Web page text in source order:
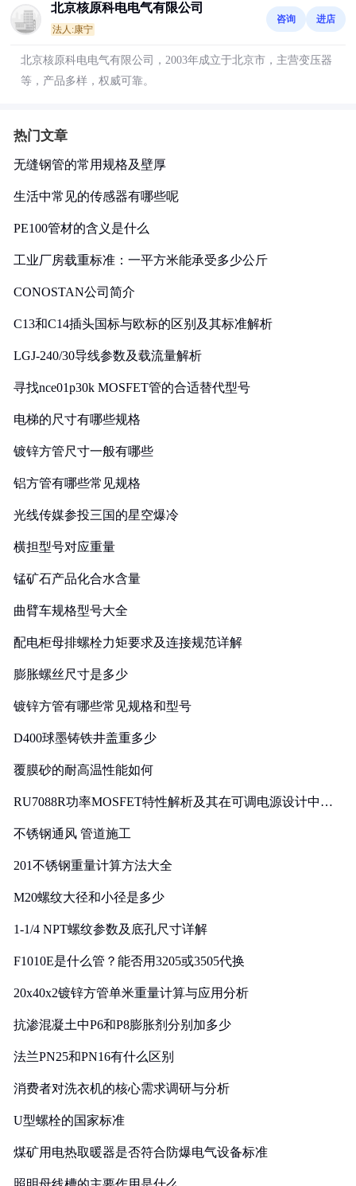
北京核原科电电气有限公司
法人:康宁
咨询 进店
北京核原科电电气有限公司，2003年成立于北京市，主营变压器
等，产品多样，权威可靠。
热门文章
无缝钢管的常用规格及壁厚
生活中常见的传感器有哪些呢
PE100管材的含义是什么
工业厂房载重标准：一平方米能承受多少公斤
CONOSTAN公司简介
C13和C14插头国标与欧标的区别及其标准解析
LGJ-240/30导线参数及载流量解析
寻找nce01p30k MOSFET管的合适替代型号
电梯的尺寸有哪些规格
镀锌方管尺寸一般有哪些
铝方管有哪些常见规格
光线传媒参投三国的星空爆冷
横担型号对应重量
锰矿石产品化合水含量
曲臂车规格型号大全
配电柜母排螺栓力矩要求及连接规范详解
膨胀螺丝尺寸是多少
镀锌方管有哪些常见规格和型号
D400球墨铸铁井盖重多少
覆膜砂的耐高温性能如何
RU7088R功率MOSFET特性解析及其在可调电源设计中的
不锈钢通风 管道施工
201不锈钢重量计算方法大全
M20螺纹大径和小径是多少
1-1/4 NPT螺纹参数及底孔尺寸详解
F1010E是什么管？能否用3205或3505代换
20x40x2镀锌方管单米重量计算与应用分析
抗渗混凝土中P6和P8膨胀剂分别加多少
法兰PN25和PN16有什么区别
消费者对洗衣机的核心需求调研与分析
U型螺栓的国家标准
煤矿用电热取暖器是否符合防爆电气设备标准